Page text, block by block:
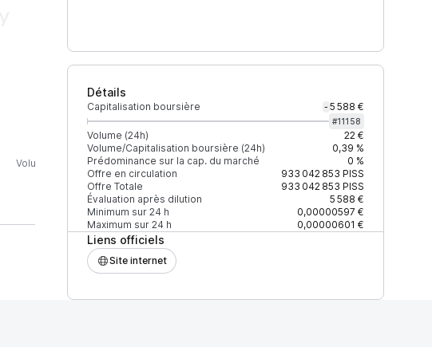
Détails
Capitalisation boursière - 5 588 €
#11158
Volume (24h)
22 €
Volume/Capitalisation boursière (24h)
0,39 %
Prédominance sur la cap. du marché
0 %
Offre en circulation
933 042 853 PISS
Offre Totale
933 042 853 PISS
Évaluation après dilution
5 588 €
Minimum sur 24 h
0,00000597 €
Maximum sur 24 h
0,00000601 €
Liens officiels
Site internet
Volume (24h) % du volume Confiance Mis à jour
100 %